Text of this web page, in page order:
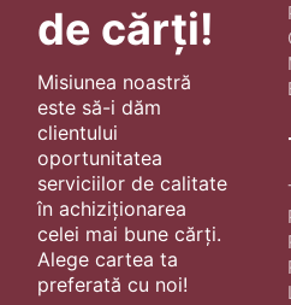
de cărți!
Misiunea noastră
este să-i dăm
clientului
oportunitatea
serviciilor de calitate
în achiziționarea
celei mai bune cărți.
Alege cartea ta
preferată cu noi!